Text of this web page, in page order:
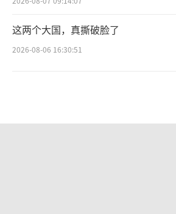
这两个大国，真撕破脸了
2026-08-06 16:30:51